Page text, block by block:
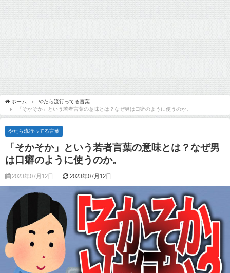
ホーム
やたら流行ってる言葉
「そかそか」という若者言葉の意味とは？なぜ男は口癖のように使うのか。
やたら流行ってる言葉
「そかそか」という若者言葉の意味とは？なぜ男
は口癖のように使うのか。
2023年07月12日 2023年07月12日